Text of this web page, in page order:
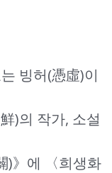
빙허(憑虛)이
)의 작가, 소설
)》에 〈희생화